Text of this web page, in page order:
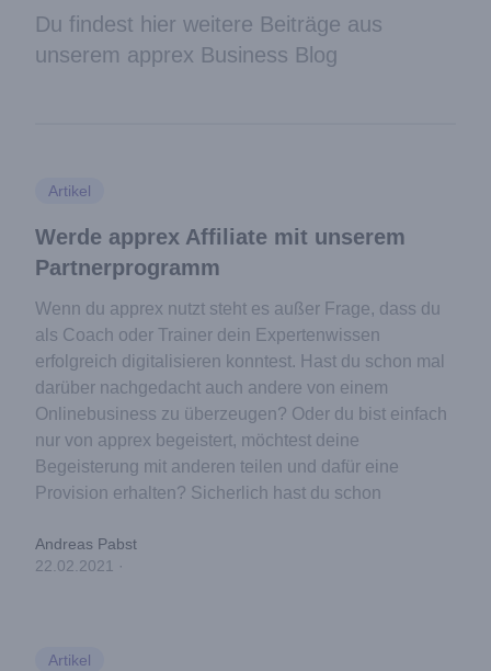
Du findest hier weitere Beiträge aus
unserem apprex Business Blog
Artikel
Werde apprex Affiliate mit unserem
Partnerprogramm
Wenn du apprex nutzt steht es außer Frage, dass du
als Coach oder Trainer dein Expertenwissen
erfolgreich digitalisieren konntest. Hast du schon mal
darüber nachgedacht auch andere von einem
Onlinebusiness zu überzeugen? Oder du bist einfach
nur von apprex begeistert, möchtest deine
Begeisterung mit anderen teilen und dafür eine
Provision erhalten? Sicherlich hast du schon
Andreas Pabst
22.02.2021 ·
Artikel